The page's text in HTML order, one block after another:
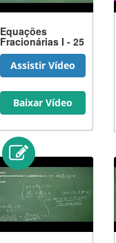
Equações
Fracionárias I - 25
Assistir Vídeo
Baixar Vídeo